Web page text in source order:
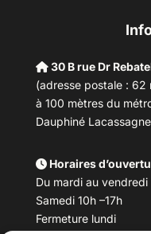
30 B rue Dr
(adresse postale :
à 100 mètres du
Dauphiné
Horaires
Du mardi au vendredi
Samedi 10h –17h
Fermeture lundi